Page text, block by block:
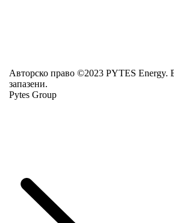
Авторско право ©2023 PYTES Energy.
запазени.
Pytes Group